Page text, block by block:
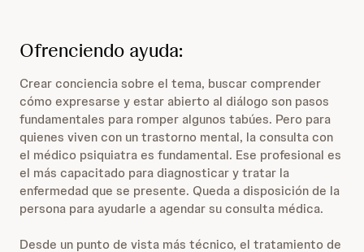
Ofrenciendo ayuda:
Crear conciencia sobre el tema, buscar comprender
cómo expresarse y estar abierto al diálogo son pasos
fundamentales para romper algunos tabúes. Pero para
quienes viven con un trastorno mental, la consulta con
el médico psiquiatra es fundamental. Ese profesional es
el más capacitado para diagnosticar y tratar la
enfermedad que se presente. Queda a disposición de la
persona para ayudarle a agendar su consulta médica.
Desde un punto de vista más técnico, el tratamiento de